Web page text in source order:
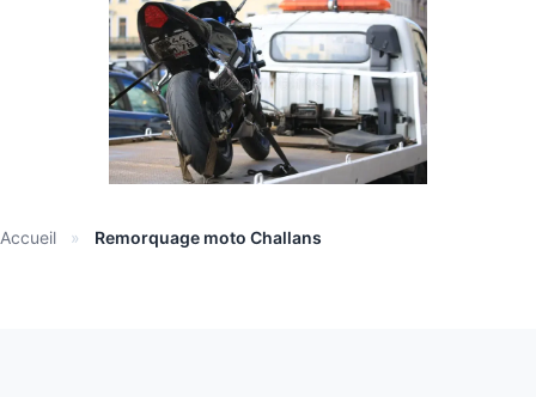
Accueil » Remorquage moto Challans